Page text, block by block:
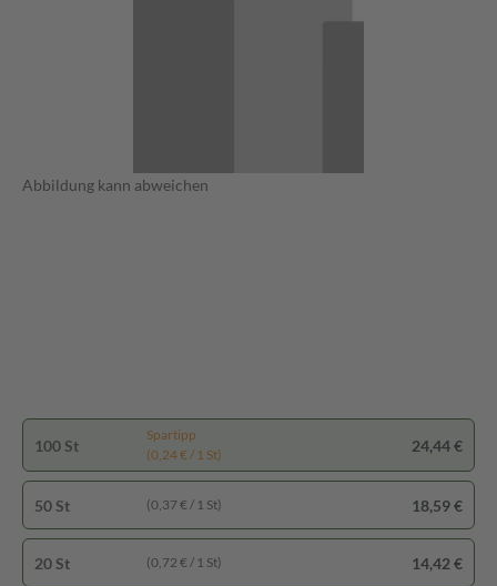
Abbildung kann abweichen
100 St
Spartipp
(0,24 € / 1 St)
24,44 €
50 St (0,37 € / 1 St) 18,59 €
20 St (0,72 € / 1 St) 14,42 €